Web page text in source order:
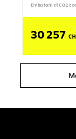
Emissioni di CO2
30 257